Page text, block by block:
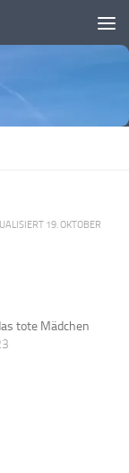
19. OKTOBER
tote Mädchen